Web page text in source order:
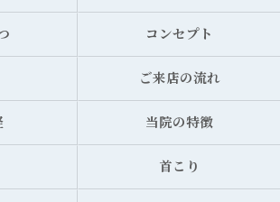
コンセプト
ご来店の流れ
当院の特徴
首こり